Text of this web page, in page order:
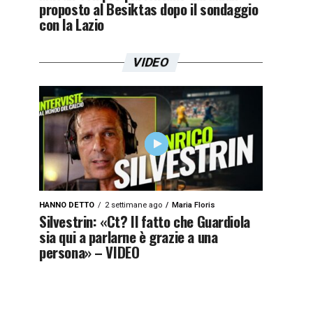
proposto al Besiktas dopo il sondaggio
con la Lazio
VIDEO
HANNO DETTO 2 settimane ago Maria Floris
Silvestrin: «Ct? Il fatto che Guardiola
sia qui a parlarne è grazie a una
persona» – VIDEO